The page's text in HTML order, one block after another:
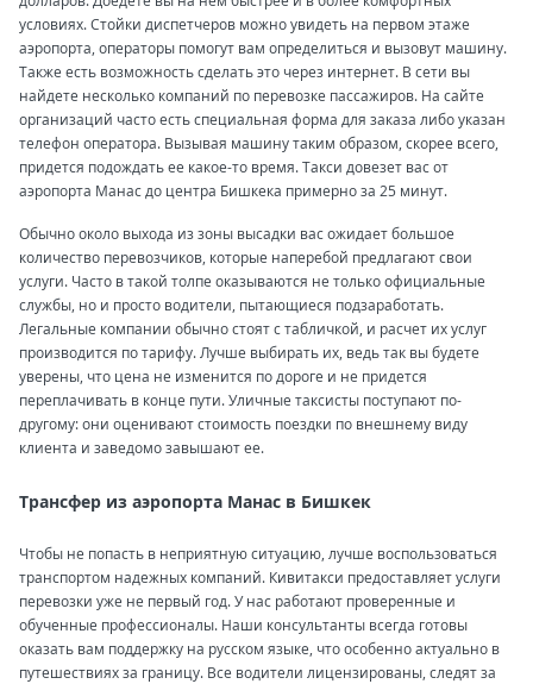
условиях. Стойки диспетчеров можно увидеть на первом этаже
аэропорта, операторы помогут вам определиться и вызовут машину.
Также есть возможность сделать это через интернет. В сети вы
найдете несколько компаний по перевозке пассажиров. На сайте
организаций часто есть специальная форма для заказа либо указан
телефон оператора. Вызывая машину таким образом, скорее всего,
придется подождать ее какое-то время. Такси довезет вас от
аэропорта Манас до центра Бишкека примерно за 25 минут.
Обычно около выхода из зоны высадки вас ожидает большое
количество перевозчиков, которые наперебой предлагают свои
услуги. Часто в такой толпе оказываются не только официальные
службы, но и просто водители, пытающиеся подзаработать.
Легальные компании обычно стоят с табличкой, и расчет их услуг
производится по тарифу. Лучше выбирать их, ведь так вы будете
уверены, что цена не изменится по дороге и не придется
переплачивать в конце пути. Уличные таксисты поступают по-
другому: они оценивают стоимость поездки по внешнему виду
клиента и заведомо завышают ее.
Трансфер из аэропорта Манас в Бишкек
Чтобы не попасть в неприятную ситуацию, лучше воспользоваться
транспортом надежных компаний. Кивитакси предоставляет услуги
перевозки уже не первый год. У нас работают проверенные и
обученные профессионалы. Наши консультанты всегда готовы
оказать вам поддержку на русском языке, что особенно актуально в
путешествиях за границу. Все водители лицензированы, следят за